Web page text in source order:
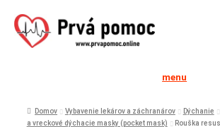
menu
Domov Vybavenie lekárov a záchranárov Dýchanie
a vreckové dýchacie masky (pocket mask)
Rouška